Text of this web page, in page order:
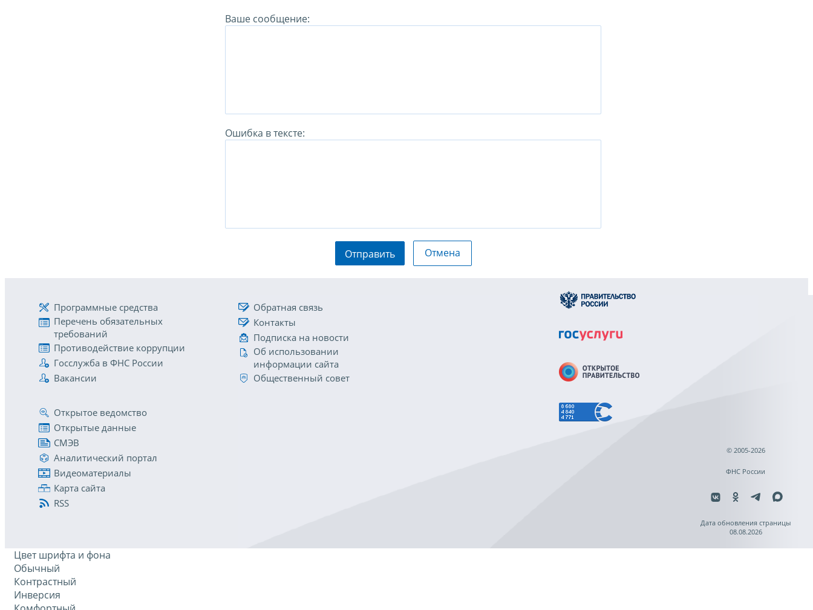
Ваше сообщение:
Ошибка в тексте:
Отправить Отмена
Программные средства
Перечень обязательных
требований
Противодействие коррупции
Госслужба в ФНС России
Вакансии
Обратная связь
Контакты
Подписка на новости
Об использовании
информации сайта
Общественный совет
Открытое ведомство
Открытые данные
СМЭВ
Аналитический портал
Видеоматериалы
Карта сайта
RSS
© 2005-2026
ФНС России
Дата обновления страницы
08.08.2026
Цвет шрифта и фона
Обычный
Контрастный
Инверсия